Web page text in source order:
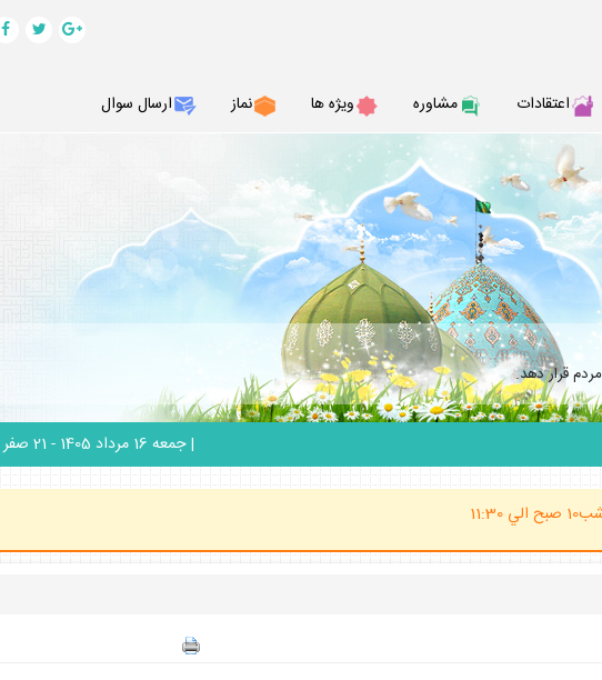
اعتقادات مشاوره ويژه ها نماز ارسال سوال
قرار دهد.
| جمعه 16 مرداد 1405 - 21 صفر 1448
(ساعت پاسخگوي احكام شرعي 20 الي 21:30 شب10 صبح الي 11:30